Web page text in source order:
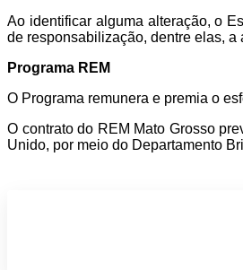
Ao identificar alguma alteração, o
de responsabilização, dentre elas,
Programa REM
O Programa remunera e premia o
O contrato do REM Mato Grosso
Unido, por meio do Departamento